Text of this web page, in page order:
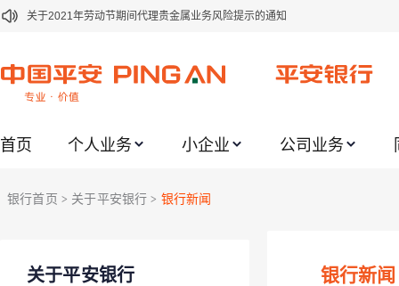
关于2021年劳动节期间代理贵金属业务风险提示的通知
关于加强代理贵金属业务风险防范的提示
关于进一步加强代理贵金属业务风险防范的提示
关于平安银行电子版信用卡更名为平安银行数字信用卡的公告
关于修订《平安银行平安金积存业务协议书（个人）》的公告
首页 个人业务 小企业 公司业务
银行首页 > 关于平安银行 > 银行新闻
关于平安银行 银行新闻